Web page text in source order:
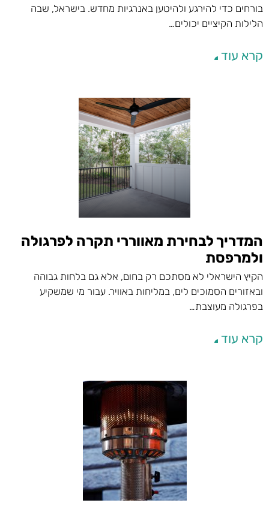
בורחים כדי להירגע ולהיטען באנרגיות מחדש. בישראל, שבה
הלילות הקיציים יכולים…
קרא עוד
המדריך לבחירת מאווררי תקרה לפרגולה
ולמרפסת
הקיץ הישראלי לא מסתכם רק בחום, אלא גם בלחות גבוהה
ובאזורים הסמוכים לים, במליחות באוויר. עבור מי שמשקיע
בפרגולה מעוצבת…
קרא עוד